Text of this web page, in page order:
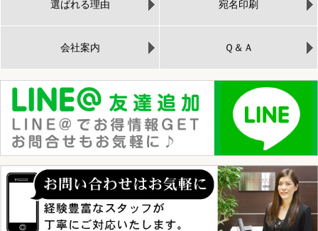
選ばれる理由 宛名印刷
会社案内 Ｑ＆Ａ